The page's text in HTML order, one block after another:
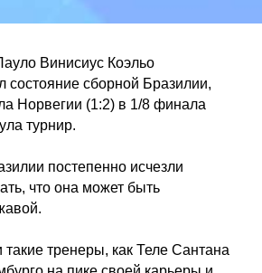
Винисиус Коэльо
состояние сборной Бразилии,
Норвегии (1:2) в 1/8 финала
турнир.
постепенно исчезли
что она может быть
тренеры, как Теле Сантана